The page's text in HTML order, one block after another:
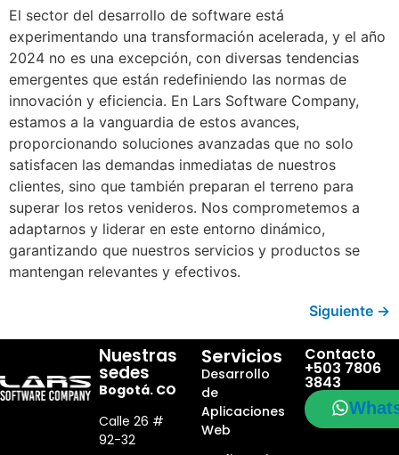
El sector del desarrollo de software está
experimentando una transformación acelerada, y el año
2024 no es una excepción, con diversas tendencias
emergentes que están redefiniendo las normas de
innovación y eficiencia. En Lars Software Company,
estamos a la vanguardia de estos avances,
proporcionando soluciones avanzadas que no solo
satisfacen las demandas inmediatas de nuestros
clientes, sino que también preparan el terreno para
superar los retos venideros. Nos comprometemos a
adaptarnos y liderar en este entorno dinámico,
garantizando que nuestros servicios y productos se
mantengan relevantes y efectivos.
Siguiente →
Nuestras
sedes
Bogotá. CO
Calle 26 #
92-32
Servicios
Desarrollo
de
Aplicaciones
Web
Contacto
+503 7806
3843